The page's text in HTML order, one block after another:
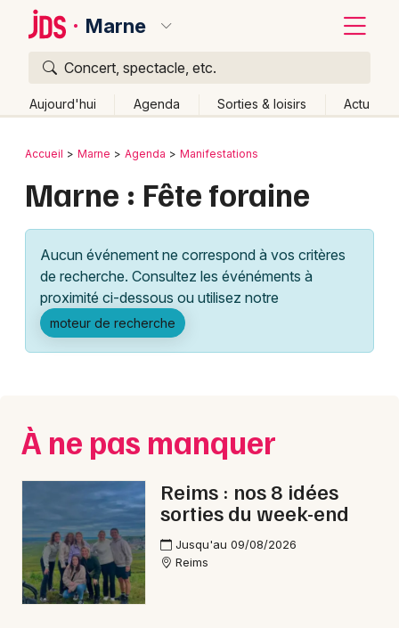
Marne
Concert, spectacle, etc.
Aujourd'hui Agenda Sorties & loisirs Actu
Publier un événement
Grands événements
Activité & Expérience
Manifestations
Spectacles
Concerts
Soirées
Sorties famille
Bordeaux
Lille
Lyon
Marseille
Nantes
Nice
Strasbourg
Toulouse
Retour
Accueil Marne Agenda Manifestations
Marne : Fête foraine
Aucun événement ne correspond à vos critères
de recherche. Consultez les événéments à
proximité ci-dessous ou utilisez notre
moteur de recherche
À ne pas manquer
Reims : nos 8 idées
sorties du week-end
Jusqu'au 09/08/2026
Reims
Quoi ?
Où ?
Près de moi
Changer de lieu
Quand ?
Ce week-end